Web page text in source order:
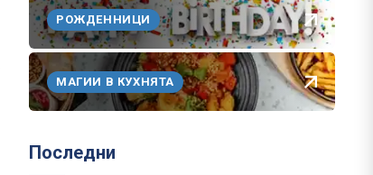
РОЖДЕННИЦИ
МАГИИ В КУХНЯТА
Последни